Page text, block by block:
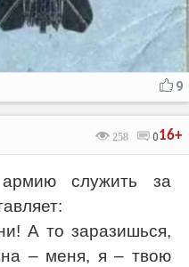
9
16+
258 0
служить за
А то заразишься,
– меня, я – твою